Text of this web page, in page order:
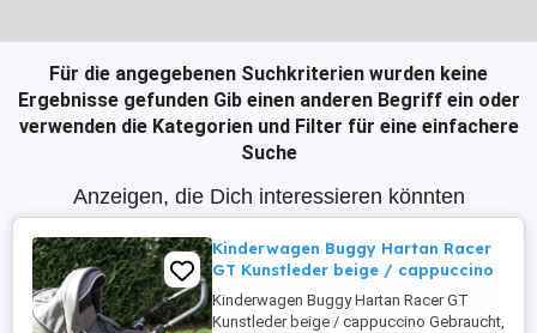
Für die angegebenen Suchkriterien wurden keine
Ergebnisse gefunden Gib einen anderen Begriff ein oder
verwenden die Kategorien und Filter für eine einfachere
Suche
Anzeigen, die Dich interessieren könnten
Kinderwagen Buggy Hartan Racer
GT Kunstleder beige / cappuccino
Kinderwagen Buggy Hartan Racer GT
Kunstleder beige / cappuccino Gebraucht,